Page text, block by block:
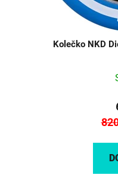
Kolečko NKD